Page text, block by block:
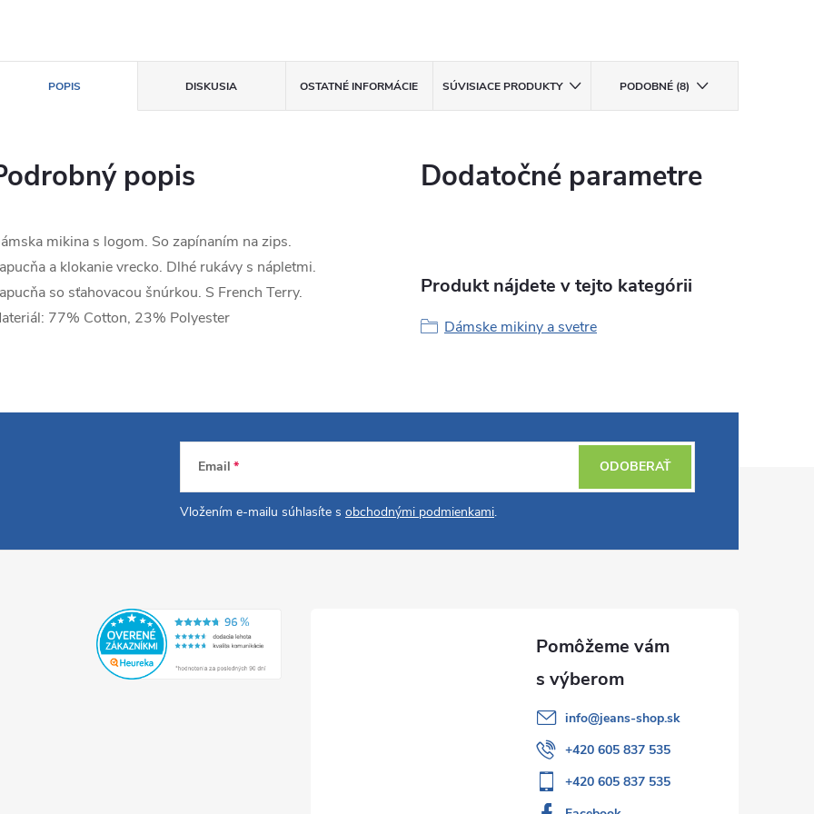
POPIS DISKUSIA OSTATNÉ INFORMÁCIE SÚVISIACE PRODUKTY PODOBNÉ (8)
popis
mikina s logom. So zapínaním na zips.
a klokanie vrecko. Dlhé rukávy s nápletmi.
so sťahovacou šnúrkou. S French Terry.
77% Cotton, 23% Polyester
Dodatočné parametre
Produkt nájdete v tejto kategórii
Dámske mikiny a svetre
Email
Vložením e-mailu súhlasíte s obchodnými podmienkami.
ODOBERAŤ
info@jeans-shop.sk
+420 605 837 535
+420 605 837 535